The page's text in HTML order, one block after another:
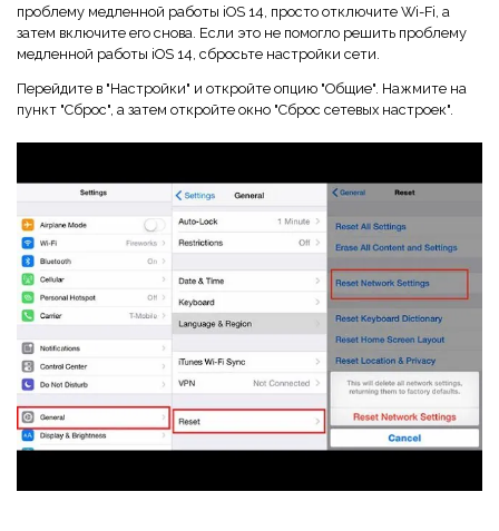
проблему медленной работы iOS 14, просто отключите Wi-Fi, а
затем включите его снова. Если это не помогло решить проблему
медленной работы iOS 14, сбросьте настройки сети.
Перейдите в "Настройки" и откройте опцию "Общие". Нажмите на
пункт "Сброс", а затем откройте окно "Сброс сетевых настроек".